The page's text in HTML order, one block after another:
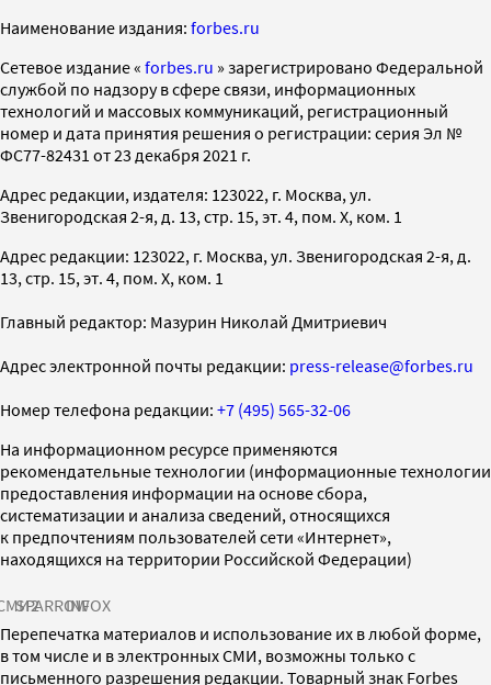
Наименование издания: forbes.ru
Cетевое издание « forbes.ru » зарегистрировано Федеральной
службой по надзору в сфере связи, информационных
технологий и массовых коммуникаций, регистрационный
номер и дата принятия решения о регистрации: серия Эл №
ФС77-82431 от 23 декабря 2021 г.
Адрес редакции, издателя: 123022, г. Москва, ул.
Звенигородская 2-я, д. 13, стр. 15, эт. 4, пом. X, ком. 1
Адрес редакции: 123022, г. Москва, ул. Звенигородская 2-я, д.
13, стр. 15, эт. 4, пом. X, ком. 1
Главный редактор: Мазурин Николай Дмитриевич
Адрес электронной почты редакции: press-release@forbes.ru
Номер телефона редакции: +7 (495) 565-32-06
На информационном ресурсе применяются
рекомендательные технологии (информационные технологии
предоставления информации на основе сбора,
систематизации и анализа сведений, относящихся
к предпочтениям пользователей сети «Интернет»,
находящихся на территории Российской Федерации)
SPARROWINFOX
Перепечатка материалов и использование их в любой форме,
в том числе и в электронных СМИ, возможны только с
письменного разрешения редакции. Товарный знак Forbes